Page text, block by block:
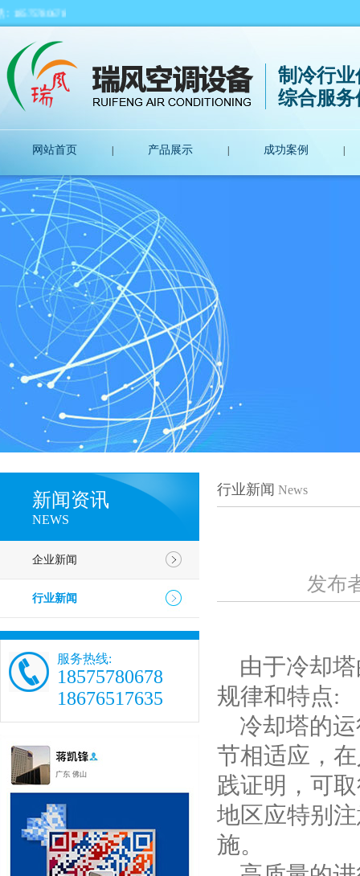
制冷行业
综合服务
网站首页 产品展示 成功案例
新闻资讯
NEWS
企业新闻
行业新闻
服务热线:
18575780678
18676517635
行业新闻 News
发布
由于冷却塔
规律和特点:
冷却塔的运
节相适应，
践证明，可
地区应特别
施。